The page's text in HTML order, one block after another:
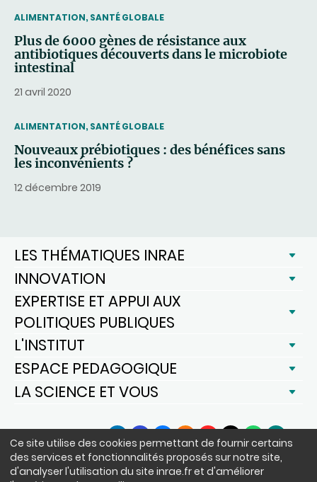
Ce site utilise des cookies permettant de fournir certains
des services et fonctionnalités proposés sur notre site,
d'analyser l'utilisation du site inrae.fr et d'améliorer
THEMATIC
ALIMENTATION, SANTÉ GLOBALE
Plus de 6000 gènes de résistance aux
antibiotiques découverts dans le microbiote
intestinal
21 avril 2020
THEMATIC
ALIMENTATION, SANTÉ GLOBALE
Nouveaux prébiotiques : des bénéfices sans
les inconvénients ?
12 décembre 2019
LES THÉMATIQUES INRAE
INNOVATION
EXPERTISE ET APPUI AUX
POLITIQUES PUBLIQUES
L'INSTITUT
ESPACE PEDAGOGIQUE
LA SCIENCE ET VOUS
SUIVEZ-NOUS
LinkedInFacebook
BlueSkyInstagram
YouTube
X WhatsAppPodcasts